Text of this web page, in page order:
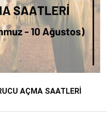
AÇMA SAATLERİ